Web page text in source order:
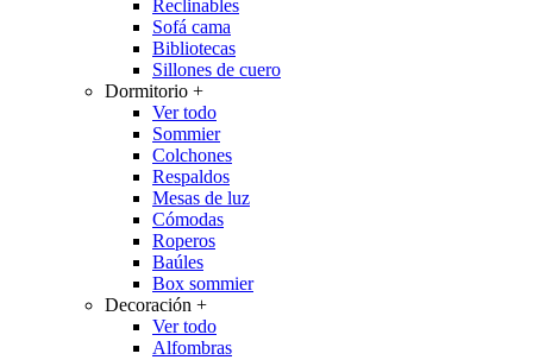
Reclinables
Sofá cama
Bibliotecas
Sillones de cuero
Dormitorio +
Ver todo
Sommier
Colchones
Respaldos
Mesas de luz
Cómodas
Roperos
Baúles
Box sommier
Decoración +
Ver todo
Alfombras